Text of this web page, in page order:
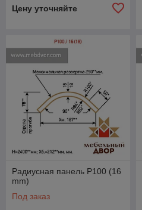
Цену уточняйте
Радиусная панель P100 (16
mm)
Под заказ